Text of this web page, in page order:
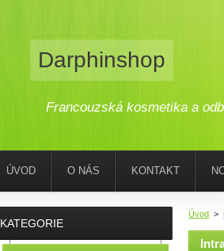
Darphinshop
Francouzská kosmetika a
Úvod >
KATEGORIE
ÚVOD O NÁS KONTAKT